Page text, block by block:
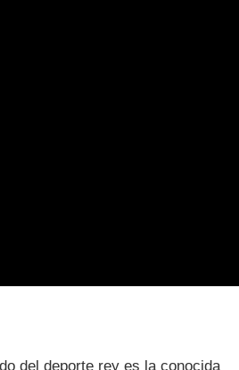
del deporte rey es la conocida